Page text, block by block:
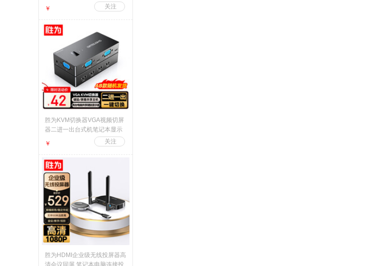
铜线芯 家装网络布线POE监控
箱线305米 CLC-5305B
￥
胜为KVM切换器VGA视频切屏
器二进一出台式机笔记本显示
器监控键鼠USB打印机共享器
随机发货DVK1201G
￥
胜为HDMI企业级无线投屏器高
清会议同屏 笔记本电脑连接投